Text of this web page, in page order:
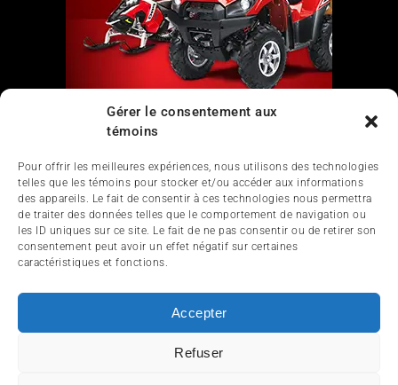
Gérer le consentement aux
témoins
Pour offrir les meilleures expériences, nous utilisons des technologies
telles que les témoins pour stocker et/ou accéder aux informations
des appareils. Le fait de consentir à ces technologies nous permettra
de traiter des données telles que le comportement de navigation ou
les ID uniques sur ce site. Le fait de ne pas consentir ou de retirer son
consentement peut avoir un effet négatif sur certaines
caractéristiques et fonctions.
Accepter
Refuser
Nous contacter
ACCUEIL ACTUALITÉ ARTICLES
ESSAIS